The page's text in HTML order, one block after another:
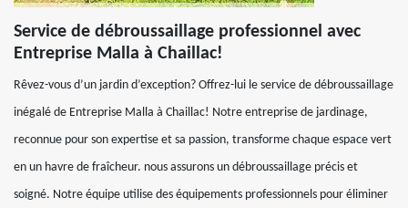
Service de débroussaillage professionnel avec
Entreprise Malla à Chaillac!
Rêvez-vous d’un jardin d’exception? Offrez-lui le service de débroussaillage
inégalé de Entreprise Malla à Chaillac! Notre entreprise de jardinage,
reconnue pour son expertise et sa passion, transforme chaque espace vert
en un havre de fraîcheur. nous assurons un débroussaillage précis et
soigné. Notre équipe utilise des équipements professionnels pour éliminer